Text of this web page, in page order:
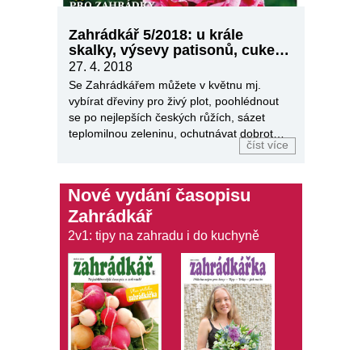
Zahrádkář 5/2018: u krále
skalky, výsevy patisonů, cuket,
okurek…
27. 4. 2018
Se Zahrádkářem můžete v květnu mj.
vybírat dřeviny pro živý plot, poohlédnout
se po nejlepších českých růžích, sázet
teplomilnou zeleninu, ochutnávat dobroty i
číst více
Nové vydání časopisu
Zahrádkář
2v1: tipy na zahradu i do kuchyně